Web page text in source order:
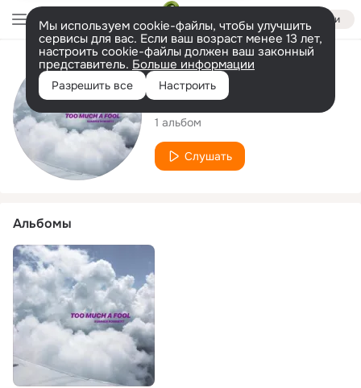
Войти
Мы используем cookie-файлы, чтобы улучшить
сервисы для вас. Если ваш возраст менее 13 лет,
настроить cookie-файлы должен ваш законный
представитель. Больше информации
Разрешить все Настроить
Исполнитель
Summer Robinett
1 альбом
Слушать
Альбомы